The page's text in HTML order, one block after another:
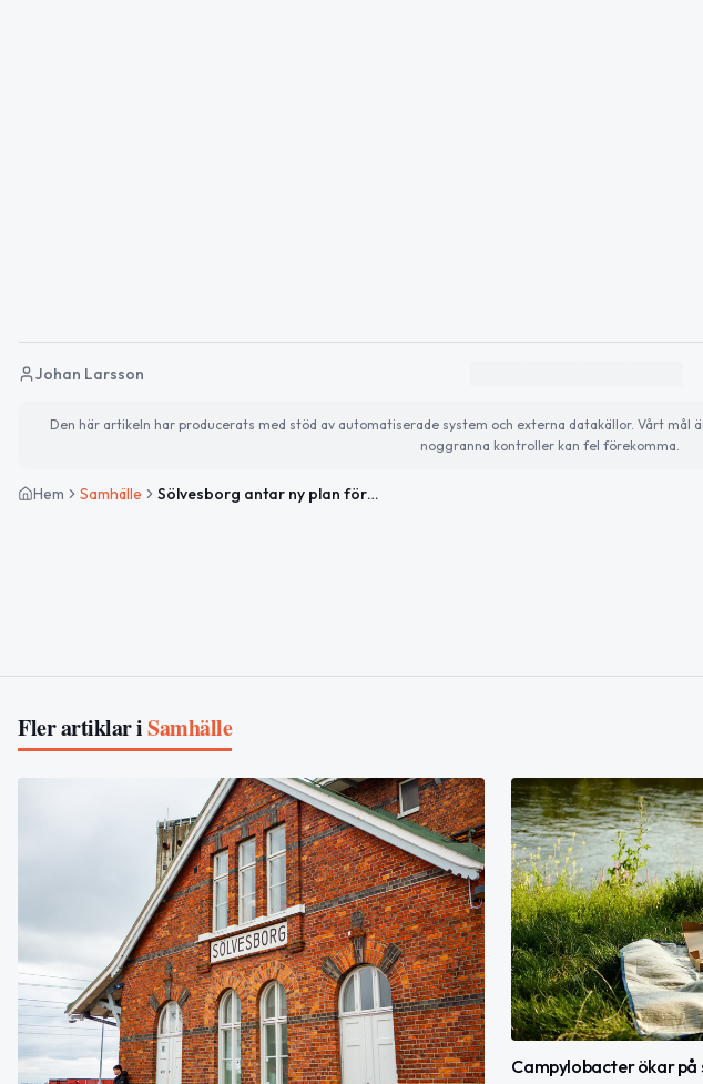
Johan Larsson
Den här artikeln har producerats med stöd av automatiserade system och externa datakällor. Vårt
noggranna kontroller kan fel förekomma.
Hem Samhälle Sölvesborg antar ny plan för bostäder till 2030
Fler artiklar iSamhälle
Campylobacter ökar på